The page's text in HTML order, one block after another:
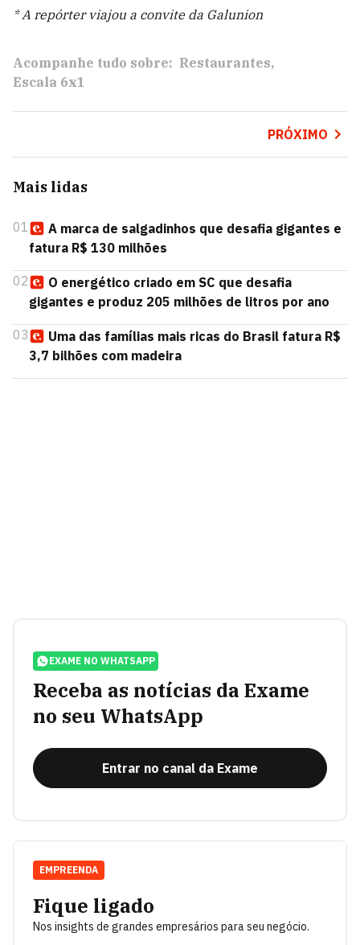
* A repórter viajou a convite da Galunion
Acompanhe tudo sobre: Restaurantes
Escala 6x1
PRÓXIMO
Mais lidas
01
A marca de salgadinhos que desafia gigantes e
fatura R$ 130 milhões
02
O energético criado em SC que desafia
gigantes e produz 205 milhões de litros por ano
03
Uma das famílias mais ricas do Brasil fatura R$
3,7 bilhões com madeira
EXAME NO WHATSAPP
Receba as notícias da Exame
no seu WhatsApp
Entrar no canal da Exame
Fique ligado
Nos insights de grandes empresários para seu negócio.
EMPREENDA